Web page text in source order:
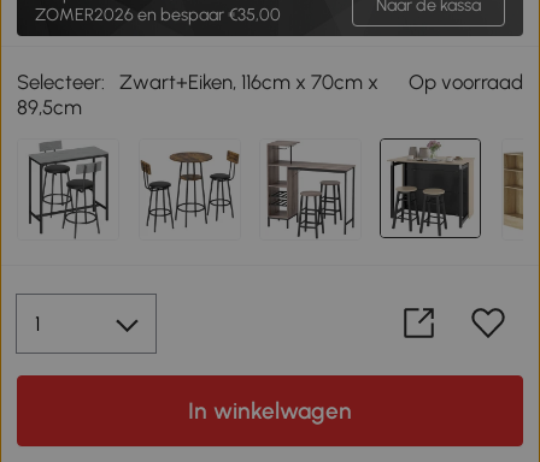
ZOMER2026 en bespaar €35,00
Naar de kassa
Selecteer:
Zwart+Eiken, 116cm x 70cm x
89,5cm
Op voorraad
In winkelwagen